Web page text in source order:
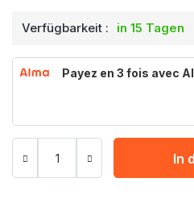
Verfügbarkeit : in 15 Tagen
Payez en 3 fois avec
In